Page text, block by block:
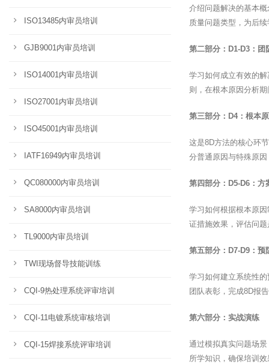
介绍问题解决的基本
质量问题类型，为后
第二部分：D1-D3：团
学习如何成立有效的
则，在根本原因分析
第三部分：D4：根本
这是8D方法的核心环
分普通原因与特殊原
第四部分：D5-D6：方
学习如何根据根本原
证措施效果，评估问
第五部分：D7-D9：预
学习如何建立系统性
团队表彰，完成8D报
第六部分：实战演练
通过模拟真实问题场
所学知识，确保培训
ISO13485内审员培训
GJB9001内审员培训
ISO14001内审员培训
ISO27001内审员培训
ISO45001内审员培训
IATF16949内审员培训
QC080000内审员培训
SA8000内审员培训
TL9000内审员培训
TWI现场督导技能训练
CQI-9热处理系统评审培训
CQI-11电镀系统审核培训
CQI-15焊接系统评审培训